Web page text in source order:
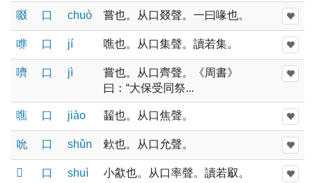
啜 口 chuò 嘗也。从口叕聲。一曰喙也。
㗱 口 jí 噍也。从口集聲。讀若集。
嚌 口 jì
嘗也。从口齊聲。《周書》
曰：“大保受同祭...
噍 口 jiào 齧也。从口焦聲。
吮 口 shǔn 欶也。从口允聲。
𠻜 口 shuì 小㱃也。从口率聲。讀若㕞。